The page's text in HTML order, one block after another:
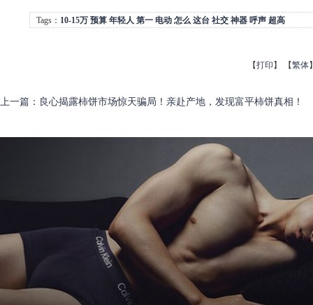
Tags： 10-15万 预算 年轻人 第一 电动 怎么 这台 社交 神器 呼声 超高
【打印 】 【繁体
上一篇 ： 良心揭露柿饼市场惊天骗局！亲赴产地，发现富平柿饼真相！